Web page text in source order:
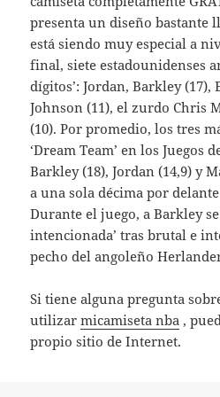
presenta un diseño bastante
está siendo muy especial a
final, siete estadounidenses
dígitos’: Jordan, Barkley (17),
Johnson (11), el zurdo Chris
(10). Por promedio, los tres
‘Dream Team’ en los Juegos
Barkley (18), Jordan (14,9) y
a una sola décima por
Durante el juego, a Barkley
intencionada’ tras brutal e
pecho del angoleño
Si tiene alguna pregunta
utilizarmicamiseta nba ,
propio sitio de Internet.